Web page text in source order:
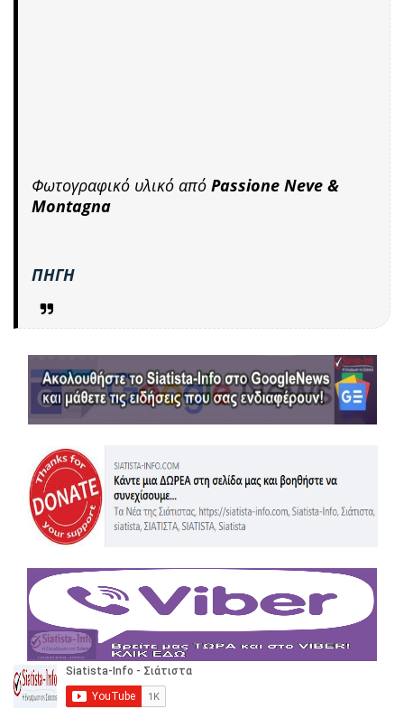
Φωτογραφικό υλικό από Passione Neve &
Montagna
ΠΗΓΗ